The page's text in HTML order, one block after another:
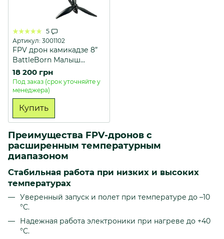
5
Артикул: 3001102
FPV дрон камикадзе 8”
BattleBorn Малыш
"Ночной сокол"
18 200 грн
Под заказ (срок уточняйте у
менеджера)
Купить
Преимущества FPV-дронов с
расширенным температурным
диапазоном
Стабильная работа при низких и высоких
температурах
Уверенный запуск и полет при температуре до –10
°C.
Надежная работа электроники при нагреве до +40
°C.